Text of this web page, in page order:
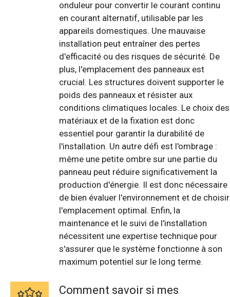
onduleur pour convertir le courant continu
en courant alternatif, utilisable par les
appareils domestiques. Une mauvaise
installation peut entraîner des pertes
d'efficacité ou des risques de sécurité. De
plus, l'emplacement des panneaux est
crucial. Les structures doivent supporter le
poids des panneaux et résister aux
conditions climatiques locales. Le choix des
matériaux et de la fixation est donc
essentiel pour garantir la durabilité de
l'installation. Un autre défi est l'ombrage :
même une petite ombre sur une partie du
panneau peut réduire significativement la
production d'énergie. Il est donc nécessaire
de bien évaluer l'environnement et de choisir
l'emplacement optimal. Enfin, la
maintenance et le suivi de l'installation
nécessitent une expertise technique pour
s'assurer que le système fonctionne à son
maximum potentiel sur le long terme.
Comment savoir si mes